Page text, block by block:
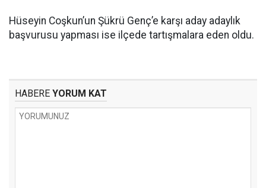
Hüseyin Coşkun’un Şükrü Genç’e karşı aday adaylık
başvurusu yapması ise ilçede tartışmalara eden oldu.
HABERE YORUM KAT